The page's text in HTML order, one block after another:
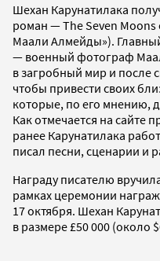
Шехан Карунатилака
роман — The Seven Moons
Маали Алмейды»).
— военный фотограф
в загробный мир и после
чтобы привести своих
которые, по его мнению,
Как отмечается на сайте
ранее Карунатилака
писал песни, сценарии и
Награду писателю
рамках церемонии
17 октября. Шехан
в размере £50 000 (около